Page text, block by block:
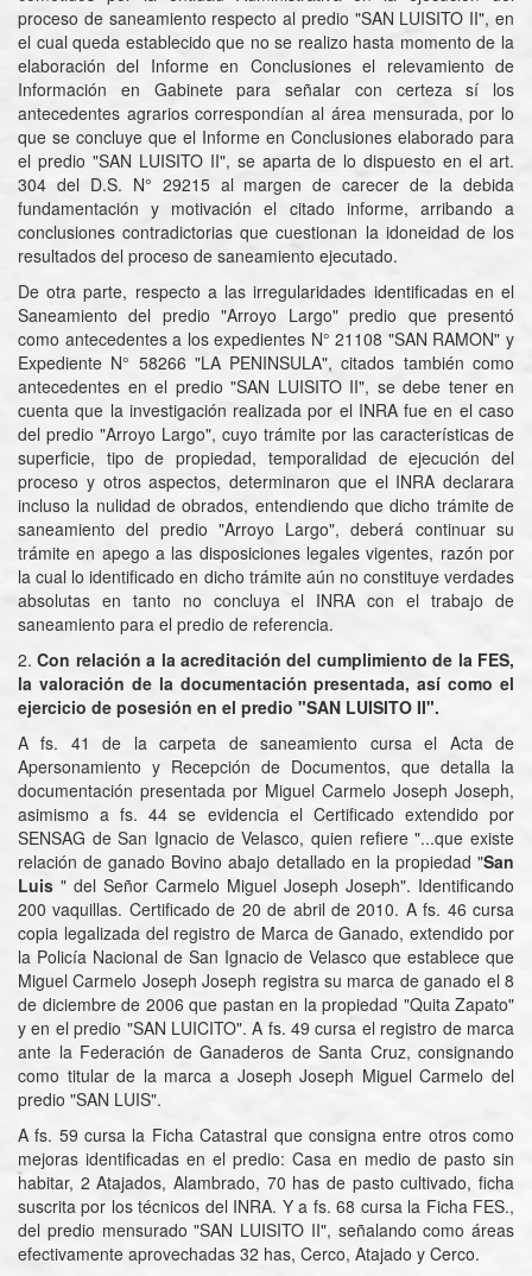
proceso de saneamiento respecto al predio "SAN LUISITO II", en
el cual queda establecido que no se realizo hasta momento de la
elaboración del Informe en Conclusiones el relevamiento de
Información en Gabinete para señalar con certeza sí los
antecedentes agrarios correspondían al área mensurada, por lo
que se concluye que el Informe en Conclusiones elaborado para
el predio "SAN LUISITO II", se aparta de lo dispuesto en el art.
304 del D.S. N° 29215 al margen de carecer de la debida
fundamentación y motivación el citado informe, arribando a
conclusiones contradictorias que cuestionan la idoneidad de los
resultados del proceso de saneamiento ejecutado.
De otra parte, respecto a las irregularidades identificadas en el
Saneamiento del predio "Arroyo Largo" predio que presentó
como antecedentes a los expedientes N° 21108 "SAN RAMON" y
Expediente N° 58266 "LA PENINSULA", citados también como
antecedentes en el predio "SAN LUISITO II", se debe tener en
cuenta que la investigación realizada por el INRA fue en el caso
del predio "Arroyo Largo", cuyo trámite por las características de
superficie, tipo de propiedad, temporalidad de ejecución del
proceso y otros aspectos, determinaron que el INRA declarara
incluso la nulidad de obrados, entendiendo que dicho trámite de
saneamiento del predio "Arroyo Largo", deberá continuar su
trámite en apego a las disposiciones legales vigentes, razón por
la cual lo identificado en dicho trámite aún no constituye verdades
absolutas en tanto no concluya el INRA con el trabajo de
saneamiento para el predio de referencia.
2.Con relación a la acreditación del cumplimiento de la FES,
la valoración de la documentación presentada, así como el
ejercicio de posesión en el predio "SAN LUISITO II".
A fs. 41 de la carpeta de saneamiento cursa el Acta de
Apersonamiento y Recepción de Documentos, que detalla la
documentación presentada por Miguel Carmelo Joseph Joseph,
asimismo a fs. 44 se evidencia el Certificado extendido por
SENSAG de San Ignacio de Velasco, quien refiere "...que existe
relación de ganado Bovino abajo detallado en la propiedad "San
Luis " del Señor Carmelo Miguel Joseph Joseph". Identificando
200 vaquillas. Certificado de 20 de abril de 2010. A fs. 46 cursa
copia legalizada del registro de Marca de Ganado, extendido por
la Policía Nacional de San Ignacio de Velasco que establece que
Miguel Carmelo Joseph Joseph registra su marca de ganado el 8
de diciembre de 2006 que pastan en la propiedad "Quita Zapato"
y en el predio "SAN LUICITO". A fs. 49 cursa el registro de marca
ante la Federación de Ganaderos de Santa Cruz, consignando
como titular de la marca a Joseph Joseph Miguel Carmelo del
predio "SAN LUIS".
A fs. 59 cursa la Ficha Catastral que consigna entre otros como
mejoras identificadas en el predio: Casa en medio de pasto sin
habitar, 2 Atajados, Alambrado, 70 has de pasto cultivado, ficha
suscrita por los técnicos del INRA. Y a fs. 68 cursa la Ficha FES.,
del predio mensurado "SAN LUISITO II", señalando como áreas
efectivamente aprovechadas 32 has, Cerco, Atajado y Cerco.